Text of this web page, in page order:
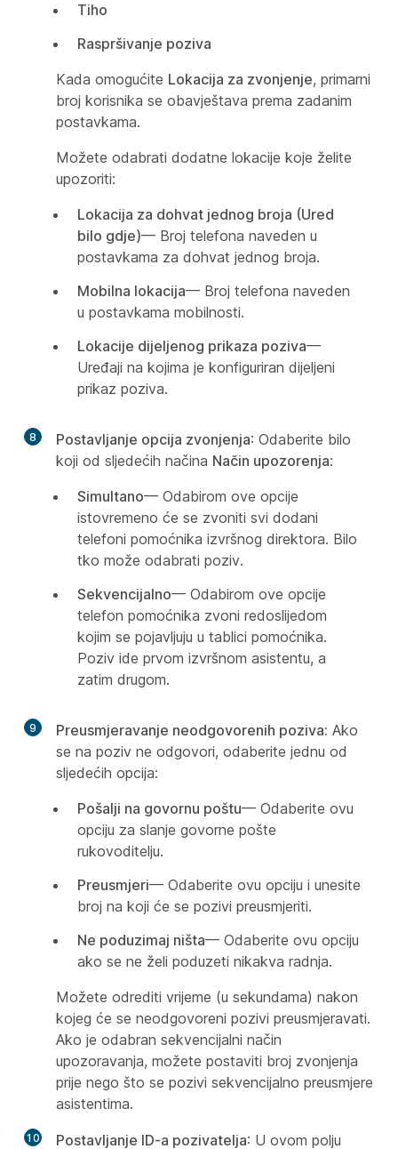
Tiho
Raspršivanje poziva
Kada omogućite Lokacija za zvonjenje, primarni
broj korisnika se obavještava prema zadanim
postavkama.
Možete odabrati dodatne lokacije koje želite
upozoriti:
Lokacija za dohvat jednog broja (Ured
bilo gdje)— Broj telefona naveden u
postavkama za dohvat jednog broja.
Mobilna lokacija— Broj telefona naveden
u postavkama mobilnosti.
Lokacije dijeljenog prikaza poziva—
Uređaji na kojima je konfiguriran dijeljeni
prikaz poziva.
8 Postavljanje opcija zvonjenja: Odaberite bilo
koji od sljedećih načina Način upozorenja:
Simultano— Odabirom ove opcije
istovremeno će se zvoniti svi dodani
telefoni pomoćnika izvršnog direktora. Bilo
tko može odabrati poziv.
Sekvencijalno— Odabirom ove opcije
telefon pomoćnika zvoni redoslijedom
kojim se pojavljuju u tablici pomoćnika.
Poziv ide prvom izvršnom asistentu, a
zatim drugom.
9 Preusmjeravanje neodgovorenih poziva: Ako
se na poziv ne odgovori, odaberite jednu od
sljedećih opcija:
Pošalji na govornu poštu— Odaberite ovu
opciju za slanje govorne pošte
rukovoditelju.
Preusmjeri— Odaberite ovu opciju i unesite
broj na koji će se pozivi preusmjeriti.
Ne poduzimaj ništa— Odaberite ovu opciju
ako se ne želi poduzeti nikakva radnja.
Možete odrediti vrijeme (u sekundama) nakon
kojeg će se neodgovoreni pozivi preusmjeravati.
Ako je odabran sekvencijalni način
upozoravanja, možete postaviti broj zvonjenja
prije nego što se pozivi sekvencijalno preusmjere
asistentima.
10 Postavljanje ID-a pozivatelja: U ovom polju